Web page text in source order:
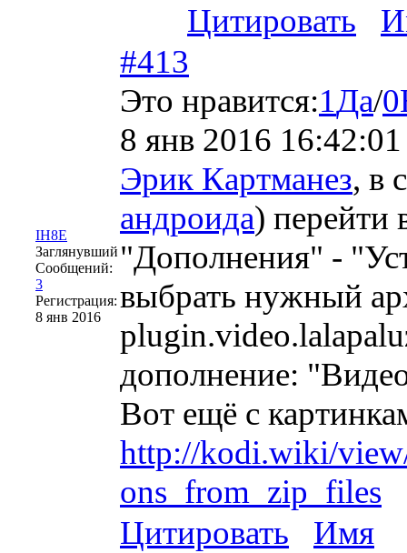
Цитировать
IH8E
Заглянувший
Сообщений:
3
Регистрация:
8 янв 2016
#413
Это нравится:1Да/0
8 янв 2016 16:42:01
Эрик Картманез, в
андроида)
"Дополнения" -
выбрать нужный
дополнение:
Вот ещё с
http://kodi.wiki/
ons_from_zip_files
Цитировать
Имя